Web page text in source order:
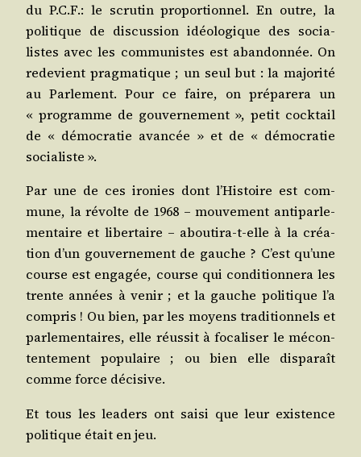
du P.C.F.: le scru­tin pro­por­tion­nel. En outre, la
poli­tique de dis­cus­sion idéo­lo­gique des socia­
listes avec les com­mu­nistes est aban­don­née. On
rede­vient prag­ma­tique ; un seul but : la majo­ri­té
au Par­le­ment. Pour ce faire, on pré­pa­re­ra un
« pro­gramme de gou­ver­ne­ment », petit cock­tail
de « démo­cra­tie avan­cée » et de « démo­cra­tie
socialiste ».
Par une de ces iro­nies dont l’Histoire est com­
mune, la révolte de 1968 – mou­ve­ment anti­par­le­
men­taire et liber­taire – abou­ti­ra-t-elle à la créa­
tion d’un gou­ver­ne­ment de gauche ? C’est qu’une
course est enga­gée, course qui condi­tion­ne­ra les
trente années à venir ; et la gauche poli­tique l’a
com­pris ! Ou bien, par les moyens tra­di­tion­nels et
par­le­men­taires, elle réus­sit à foca­li­ser le mécon­
ten­te­ment popu­laire ; ou bien elle dis­pa­raît
comme force décisive.
Et tous les lea­ders ont sai­si que leur exis­tence
poli­tique était en jeu.